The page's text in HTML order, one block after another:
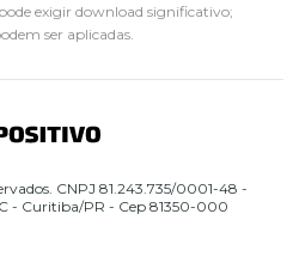
exigir download significativo;
ser aplicadas.
CNPJ 81.243.735/0001-48 -
- Curitiba/PR - Cep 81350-000